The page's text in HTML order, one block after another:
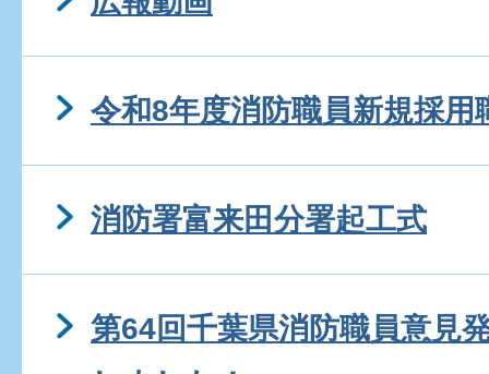
令和8年度消防職員新規採用
消防署富来田分署起工式
第64回千葉県消防職員意見